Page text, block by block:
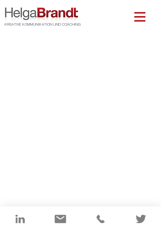
KREATIVE KOMMUNIKATION UND COACHING